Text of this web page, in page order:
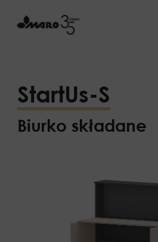
StartUs-S
Biurko składane